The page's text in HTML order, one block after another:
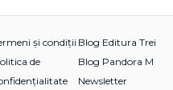
și condiții
de
Blog Editura Trei
Blog Pandora M
Newsletter